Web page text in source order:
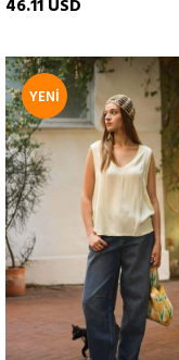
46.11 USD
YENI
ÜRÜN